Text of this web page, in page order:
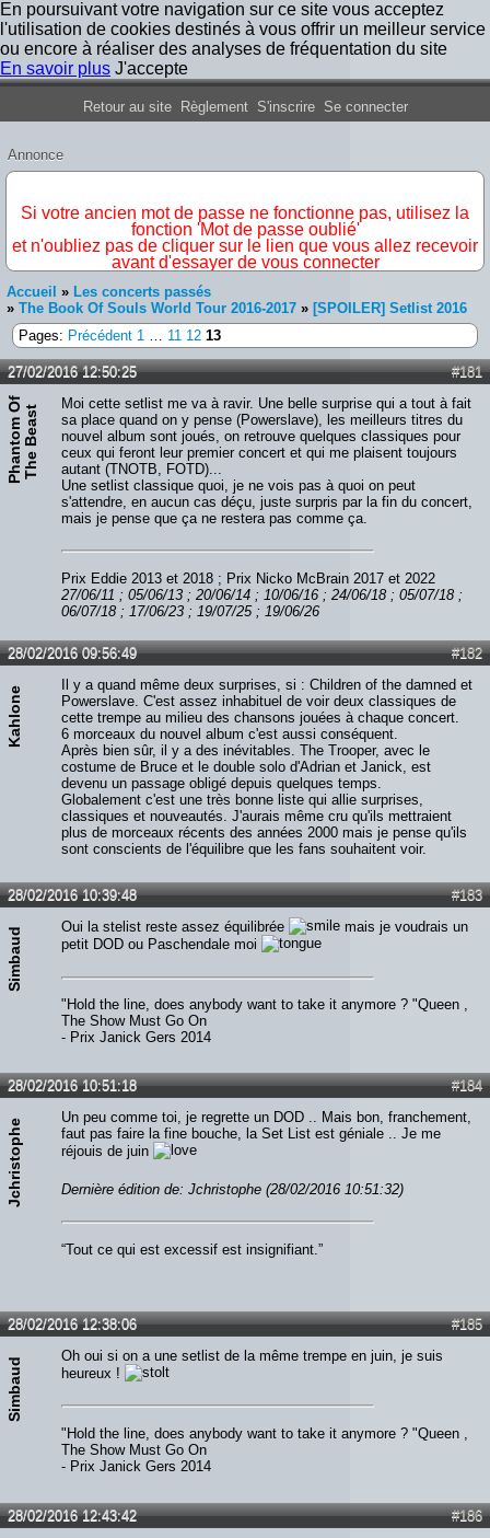
En poursuivant votre navigation sur ce site vous acceptez
l'utilisation de cookies destinés à vous offrir un meilleur service
ou encore à réaliser des analyses de fréquentation du site
En savoir plus J'accepte
Forum Iron Maiden France
Retour au site Règlement S'inscrire Se connecter
Annonce
Si votre ancien mot de passe ne fonctionne pas, utilisez la
fonction 'Mot de passe oublié'
et n'oubliez pas de cliquer sur le lien que vous allez recevoir
avant d'essayer de vous connecter
Accueil » Les concerts passés
» The Book Of Souls World Tour 2016-2017 » [SPOILER] Setlist 2016
Pages: Précédent 1 … 11 12 13
#181
27/02/2016 12:50:25
P
h
a
n
t
o
m
O
f
T
h
e
B
e
a
st
Moi cette setlist me va à ravir. Une belle surprise qui a tout à fait
sa place quand on y pense (Powerslave), les meilleurs titres du
nouvel album sont joués, on retrouve quelques classiques pour
ceux qui feront leur premier concert et qui me plaisent toujours
autant (TNOTB, FOTD)...
Une setlist classique quoi, je ne vois pas à quoi on peut
s'attendre, en aucun cas déçu, juste surpris par la fin du concert,
mais je pense que ça ne restera pas comme ça.
Prix Eddie 2013 et 2018 ; Prix Nicko McBrain 2017 et 2022
27/06/11 ; 05/06/13 ; 20/06/14 ; 10/06/16 ; 24/06/18 ; 05/07/18 ;
06/07/18 ; 17/06/23 ; 19/07/25 ; 19/06/26
#182
28/02/2016 09:56:49
Kahlone
Il y a quand même deux surprises, si : Children of the damned et
Powerslave. C'est assez inhabituel de voir deux classiques de
cette trempe au milieu des chansons jouées à chaque concert.
6 morceaux du nouvel album c'est aussi conséquent.
Après bien sûr, il y a des inévitables. The Trooper, avec le
costume de Bruce et le double solo d'Adrian et Janick, est
devenu un passage obligé depuis quelques temps.
Globalement c'est une très bonne liste qui allie surprises,
classiques et nouveautés. J'aurais même cru qu'ils mettraient
plus de morceaux récents des années 2000 mais je pense qu'ils
sont conscients de l'équilibre que les fans souhaitent voir.
#183
28/02/2016 10:39:48
Simbaud Oui la stelist reste assez équilibrée
mais je voudrais un
petit DOD ou Paschendale moi
"Hold the line, does anybody want to take it anymore ? "Queen ,
The Show Must Go On
- Prix Janick Gers 2014
#184
28/02/2016 10:51:18
Jchristophe
Un peu comme toi, je regrette un DOD .. Mais bon, franchement,
faut pas faire la fine bouche, la Set List est géniale .. Je me
réjouis de juin
Dernière édition de: Jchristophe (28/02/2016 10:51:32)
“Tout ce qui est excessif est insignifiant.”
#185
28/02/2016 12:38:06
Simbaud
Oh oui si on a une setlist de la même trempe en juin, je suis
heureux !
"Hold the line, does anybody want to take it anymore ? "Queen ,
The Show Must Go On
- Prix Janick Gers 2014
#186
28/02/2016 12:43:42